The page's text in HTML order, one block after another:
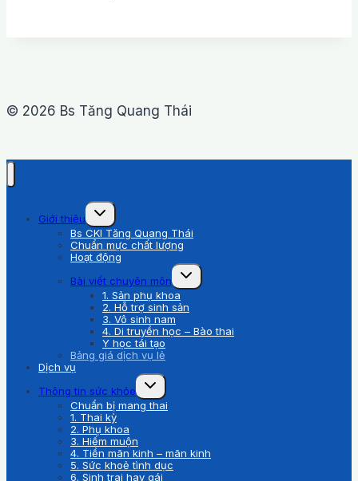
© 2026 Bs Tăng Quang Thái
Giới thiệu
Toggle
menu
Bs CKI Tăng Quang Thái
Chuẩn mực chất lượng
Hoạt động
Bài viết chuyên môn
Toggle
menu
1. Sản phụ khoa
2. Hỗ trợ sinh sản
3. Vô sinh nam
4. Di truyền học – Bào thai
Y học tái tạo
Bảng giá dịch vụ lẻ
Dịch vụ
Thông tin sức khỏe
Toggle
menu
Chuẩn bị mang thai
1. Thai kỳ
2. Phụ khoa
3. Hiếm muộn
4. Tiền mãn kinh – mãn kinh
5. Sức khoẻ tình dục
6. Sinh trai hay gái